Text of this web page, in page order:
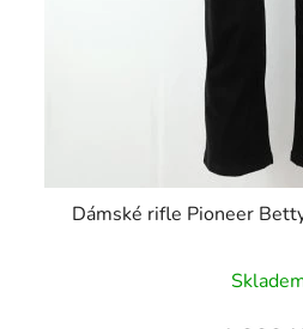
Dámské rifle Pioneer